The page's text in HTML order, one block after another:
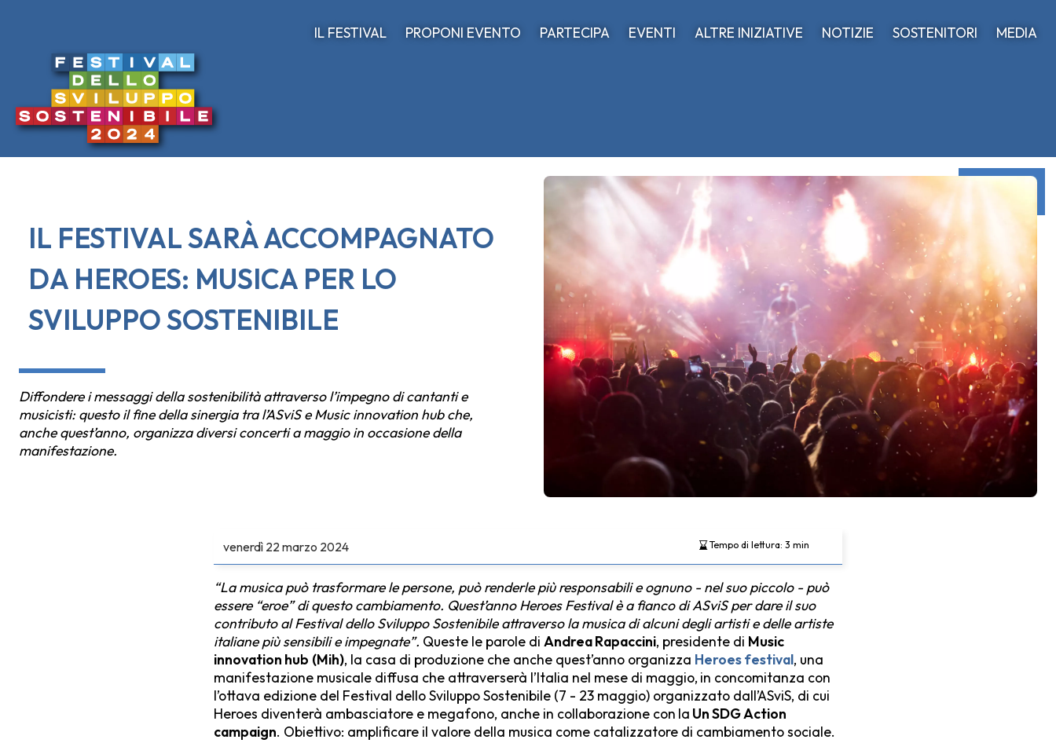
IL FESTIVAL PROPONI EVENTO PARTECIPA EVENTI ALTRE INIZIATIVE NOTIZIE SOSTENITORI MEDIA
IL FESTIVAL SARÀ ACCOMPAGNATO
DA HEROES: MUSICA PER LO
SVILUPPO SOSTENIBILE
Diffondere i messaggi della sostenibilità attraverso l’impegno di cantanti e
musicisti: questo il fine della sinergia tra l’ASviS e Music innovation hub che,
anche quest’anno, organizza diversi concerti a maggio in occasione della
manifestazione.
venerdì 22 marzo 2024 Tempo di lettura:3 min
“La musica può trasformare le persone, può renderle più responsabili e ognuno - nel suo piccolo - può
essere “eroe” di questo cambiamento. Quest’anno Heroes Festival è a fianco di ASviS per dare il suo
contributo al Festival dello Sviluppo Sostenibile attraverso la musica di alcuni degli artisti e delle artiste
italiane più sensibili e impegnate”. Queste le parole di Andrea Rapaccini, presidente di Music
innovation hub (Mih), la casa di produzione che anche quest’anno organizza Heroes festival, una
manifestazione musicale diffusa che attraverserà l’Italia nel mese di maggio, in concomitanza con
l’ottava edizione del Festival dello Sviluppo Sostenibile (7 - 23 maggio) organizzato dall’ASviS, di cui
Heroes diventerà ambasciatore e megafono, anche in collaborazione con la Un SDG Action
campaign. Obiettivo: amplificare il valore della musica come catalizzatore di cambiamento sociale.